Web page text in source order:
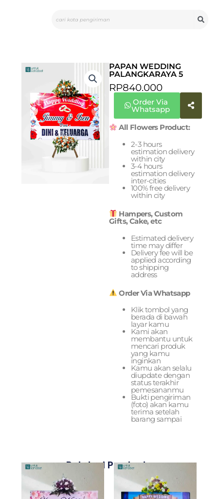
PAPAN WEDDING
PALANGKARAYA 5
RP840.000
Order Via
Whatsapp
All Flowers Product:
2-3 hours
estimation delivery
within city
3-4 hours
estimation delivery
inter-cities
100% free delivery
within city
Hampers, Custom
Gifts, Cake, etc
Estimated delivery
time may differ
Delivery fee will be
applied according
to shipping
address
Order Via Whatsapp
Klik tombol yang
berada di bawah
layar kamu
Kami akan
membantu untuk
mencari produk
yang kamu
inginkan
Kamu akan selalu
diupdate dengan
status terakhir
pemesananmu
Bukti pengiriman
(foto) akan kamu
terima setelah
barang sampai
Related Products